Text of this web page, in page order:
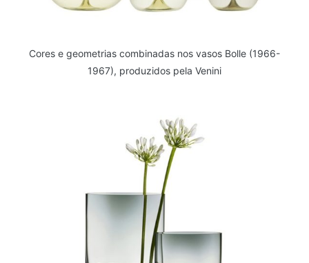
Cores e geometrias combinadas nos vasos Bolle (1966-
1967), produzidos pela Venini